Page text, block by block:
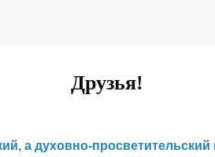
Друзья!
а духовно-просветительский